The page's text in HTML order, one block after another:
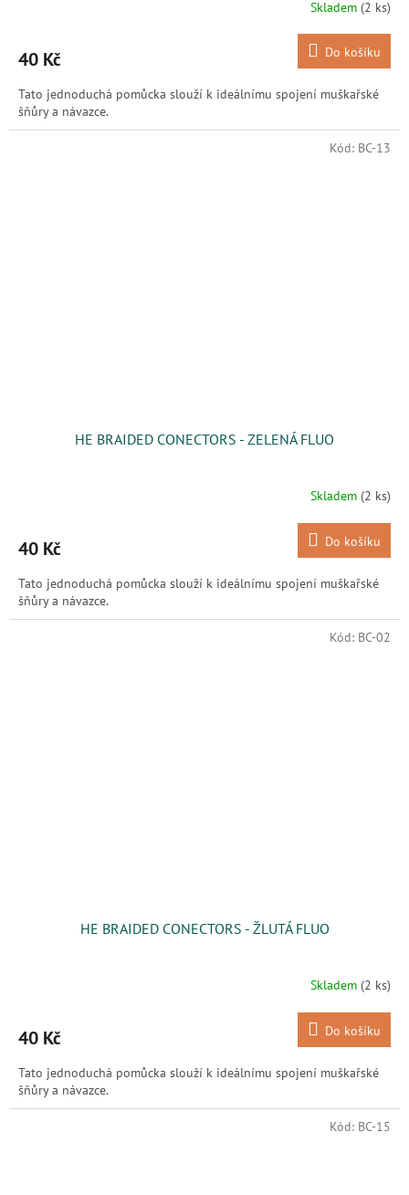
Skladem (2 ks)
40 Kč Do košíku
Tato jednoduchá pomůcka slouží k ideálnímu spojení muškařské
šňůry a návazce.
HE BRAIDED CONECTORS - ZELENÁ FLUO
Skladem (2 ks)
40 Kč Do košíku
Tato jednoduchá pomůcka slouží k ideálnímu spojení muškařské
šňůry a návazce.
Kód: BC-13
HE BRAIDED CONECTORS - ŽLUTÁ FLUO
Skladem (2 ks)
40 Kč Do košíku
Tato jednoduchá pomůcka slouží k ideálnímu spojení muškařské
šňůry a návazce.
Kód: BC-02
Kód: BC-15